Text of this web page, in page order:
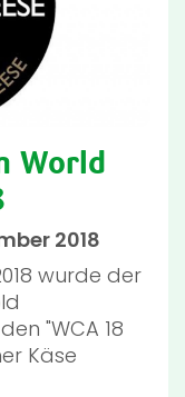
World
2018
wurde der
"WCA 18
Käse